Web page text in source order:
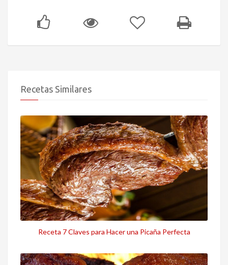
Recetas Similares
Receta 7 Claves para Hacer una Picaña Perfecta